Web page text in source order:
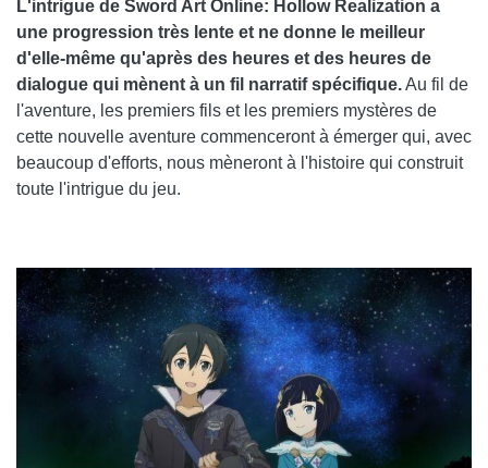
L'intrigue de Sword Art Online: Hollow Realization a
une progression très lente et ne donne le meilleur
d'elle-même qu'après des heures et des heures de
dialogue qui mènent à un fil narratif spécifique.Au fil de
l'aventure, les premiers fils et les premiers mystères de
cette nouvelle aventure commenceront à émerger qui, avec
beaucoup d'efforts, nous mèneront à l'histoire qui construit
toute l'intrigue du jeu.